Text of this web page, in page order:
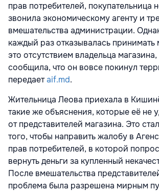
прав потребителей, покупательница
звонила экономическому агенту и
вмешательства администрации.
каждый раз отказывалась принимать
это отсутствием владельца
сообщила, что он вовсе покинул
передаетaif.md.
Жительница Леова приехала в
такие же объяснения, которые её не
от представителей магазина. Это
того, чтобы направить жалобу в
прав потребителей, в которой
вернуть деньги за купленный
После вмешательства
проблема была разрешена мирным